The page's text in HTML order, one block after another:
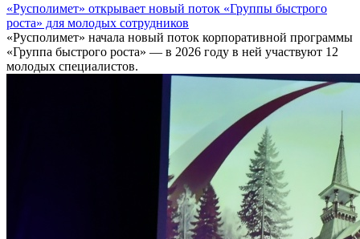
«Русполимет» открывает новый поток «Группы быстрого
роста» для молодых сотрудников
«Русполимет» начала новый поток корпоративной программы
«Группа быстрого роста» — в 2026 году в ней участвуют 12
молодых специалистов.